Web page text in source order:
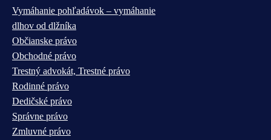
Vymáhanie pohľadávok – vymáhanie
dlhov od dlžníka
Občianske právo
Obchodné právo
Trestný advokát, Trestné právo
Rodinné právo
Dedičské právo
Správne právo
Zmluvné právo